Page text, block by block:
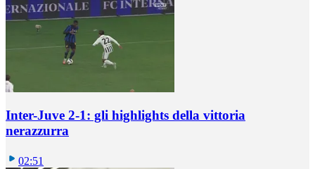
Inter-Juve 2-1: gli highlights della vittoria
nerazzurra
02:51